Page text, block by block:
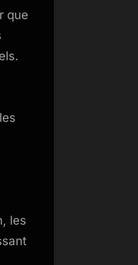
que
les